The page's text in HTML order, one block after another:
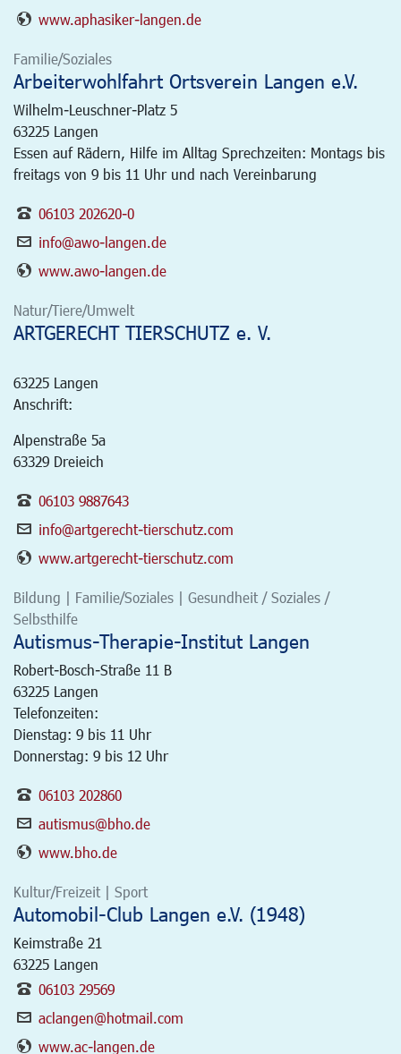
www.aphasiker-langen.de
Familie/Soziales
Arbeiterwohlfahrt Ortsverein Langen e.V.
Wilhelm-Leuschner-Platz 5
63225 Langen
Essen auf Rädern, Hilfe im Alltag Sprechzeiten: Montags bis
freitags von 9 bis 11 Uhr und nach Vereinbarung
06103 202620-0
info@awo-langen.de
www.awo-langen.de
Natur/Tiere/Umwelt
ARTGERECHT TIERSCHUTZ e. V.
63225 Langen
Anschrift:
Alpenstraße 5a
63329 Dreieich
06103 9887643
info@artgerecht-tierschutz.com
www.artgerecht-tierschutz.com
Bildung | Familie/Soziales | Gesundheit / Soziales /
Selbsthilfe
Autismus-Therapie-Institut Langen
Robert-Bosch-Straße 11 B
63225 Langen
Telefonzeiten:
Dienstag: 9 bis 11 Uhr
Donnerstag: 9 bis 12 Uhr
06103 202860
autismus@bho.de
www.bho.de
Kultur/Freizeit | Sport
Automobil-Club Langen e.V. (1948)
Keimstraße 21
63225 Langen
06103 29569
aclangen@hotmail.com
www.ac-langen.de